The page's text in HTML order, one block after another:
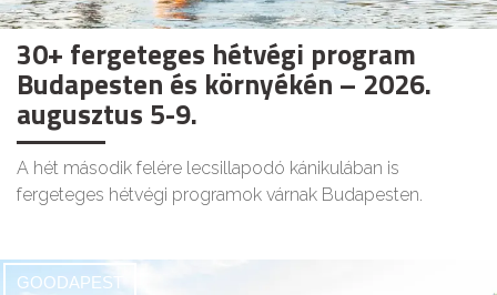
30+ fergeteges hétvégi program
Budapesten és környékén – 2026.
augusztus 5-9.
A hét második felére lecsillapodó kánikulában is
fergeteges hétvégi programok várnak Budapesten.
GOODAPEST